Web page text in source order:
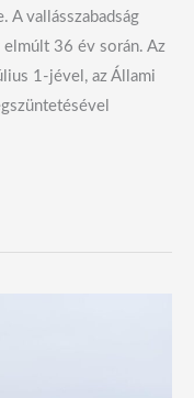
A vallásszabadság
elmúlt 36 év során. Az
1-jével, az Állami